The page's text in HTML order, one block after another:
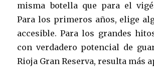
misma botella que para el
Para los primeros años, elige
accesible. Para los grandes
con verdadero potencial de
Rioja Gran Reserva, resulta más